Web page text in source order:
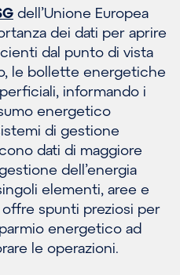
dell’Unione Europea
dei dati per aprire
dal punto di vista
le bollette energetiche
informando i
energetico
di gestione
dati di maggiore
dell’energia
elementi, aree e
spunti preziosi per
energetico ad
le operazioni.